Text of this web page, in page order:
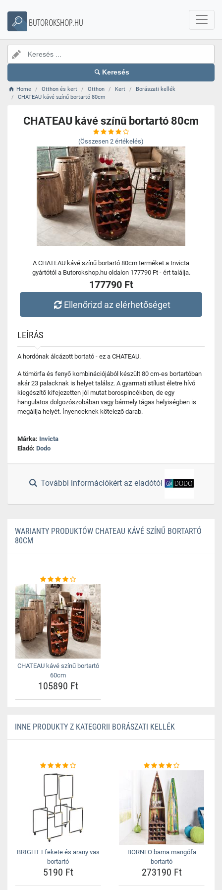
BUTOROKSHOP.HU
Keresés
Home Otthon és kert Otthon Kert
Borászati kellék
CHATEAU kávé színű bortartó 80cm
CHATEAU kávé színű bortartó 80cm
(Összesen 2 értékelés)
A CHATEAU kávé színű bortartó 80cm terméket a Invicta
gyártótól a Butorokshop.hu oldalon 177790 Ft - ért találja.
177790 Ft
Ellenőrizd az elérhetőséget
LEÍRÁS
A hordónak álcázott bortató - ez a CHATEAU.
A tömörfa és fenyő kombinációjából készült 80 cm-es bortartóban
akár 23 palacknak is helyet találsz. A gyarmati stílust életre hívó
kiegészítő kifejezetten jól mutat borospincékben, de egy
hangulatos dolgozószobában vagy bármely tágas helyiségben is
megállja helyét. Ínyenceknek kötelező darab.
Márka: Invicta
Eladó: Dodo
További információkért az eladótól
WARIANTY PRODUKTÓW CHATEAU KÁVÉ SZÍNŰ BORTARTÓ
80CM
CHATEAU kávé színű bortartó
60cm
105890 Ft
INNE PRODUKTY Z KATEGORII BORÁSZATI KELLÉK
BRIGHT I fekete és arany vas
bortartó
5190 Ft
BORNEO barna mangófa
bortartó
273190 Ft